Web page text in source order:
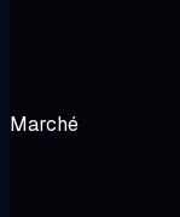
Marché